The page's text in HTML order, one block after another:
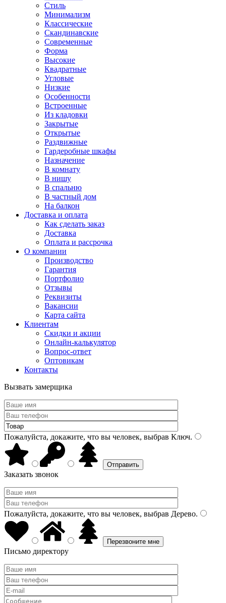
Стиль
Минимализм
Классические
Скандинавские
Современные
Форма
Высокие
Квадратные
Угловые
Низкие
Особенности
Встроенные
Из кладовки
Закрытые
Открытые
Раздвижные
Гардеробные шкафы
Назначение
В комнату
В нишу
В спальню
В частный дом
На балкон
Доставка и оплата
Как сделать заказ
Доставка
Оплата и рассрочка
О компании
Производство
Гарантия
Портфолио
Отзывы
Реквизиты
Вакансии
Карта сайта
Клиентам
Скидки и акции
Онлайн-калькулятор
Вопрос-ответ
Оптовикам
Контакты
Вызвать замерщика
Пожалуйста, докажите, что вы человек, выбрав Ключ.
Заказать звонок
Пожалуйста, докажите, что вы человек, выбрав Дерево.
Письмо директору